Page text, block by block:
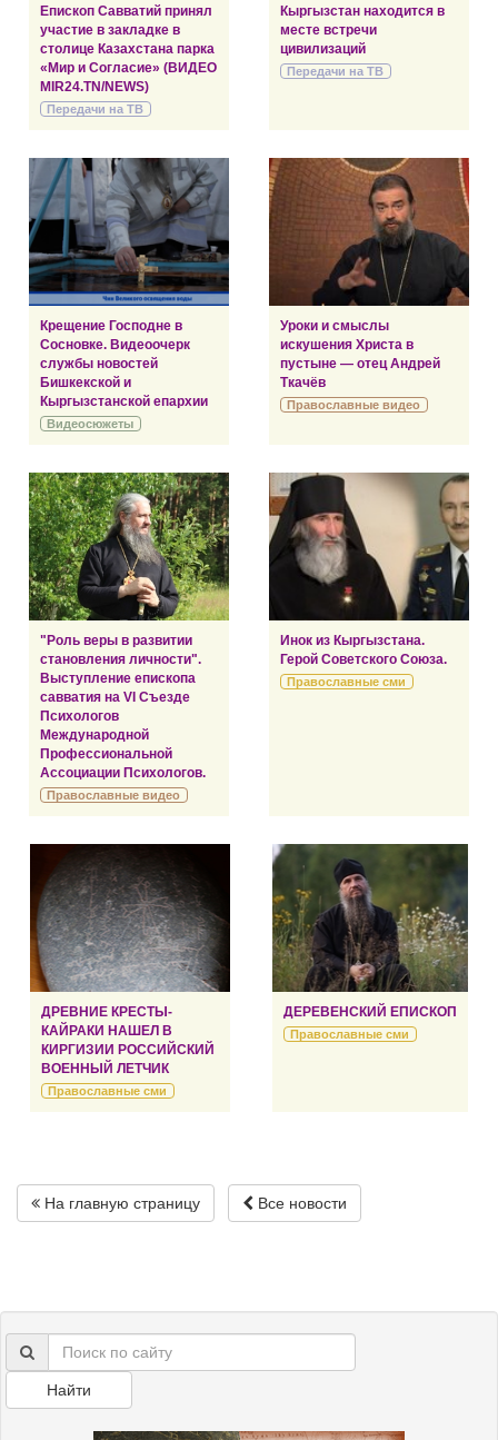
Епископ Савватий принял
участие в закладке в
столице Казахстана парка
«Мир и Согласие» (ВИДЕО
MIR24.TN/NEWS)
Передачи на ТВ
Кыргызстан находится в
месте встречи
цивилизаций
Передачи на ТВ
Крещение Господне в
Сосновке. Видеоочерк
службы новостей
Бишкекской и
Кыргызстанской епархии
Видеосюжеты
Уроки и смыслы
искушения Христа в
пустыне — отец Андрей
Ткачёв
Православные видео
"Роль веры в развитии
становления личности".
Выступление епископа
савватия на VI Съезде
Психологов
Международной
Профессиональной
Ассоциации Психологов.
Православные видео
Инок из Кыргызстана.
Герой Советского Союза.
Православные сми
ДРЕВНИЕ КРЕСТЫ-
КАЙРАКИ НАШЕЛ В
КИРГИЗИИ РОССИЙСКИЙ
ВОЕННЫЙ ЛЕТЧИК
Православные сми
ДЕРЕВЕНСКИЙ ЕПИСКОП
Православные сми
На главную страницу Все новости
Найти